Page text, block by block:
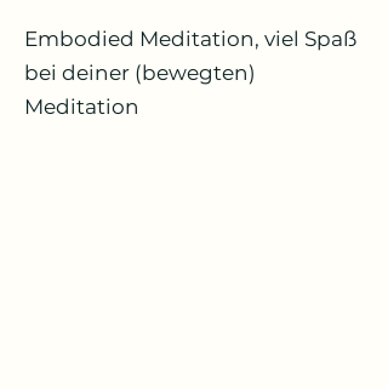
Embodied Meditation, viel Spaß
bei deiner (bewegten)
Meditation